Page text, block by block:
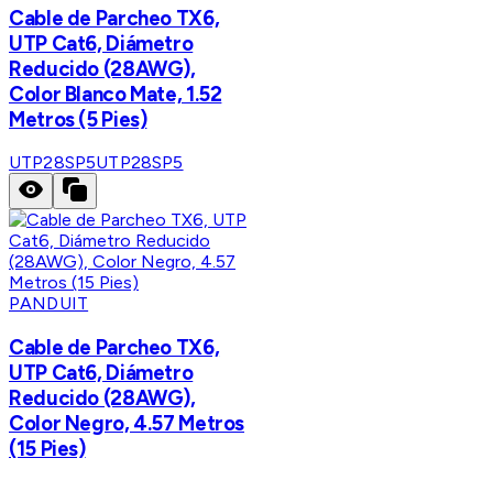
Cable de Parcheo TX6,
UTP Cat6, Diámetro
Reducido (28AWG),
Color Blanco Mate, 1.52
Metros (5 Pies)
UTP28SP5UTP28SP5
PANDUIT
Cable de Parcheo TX6,
UTP Cat6, Diámetro
Reducido (28AWG),
Color Negro, 4.57 Metros
(15 Pies)